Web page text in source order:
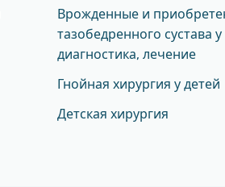
Врожденные и
тазобедренного сустава
диагностика, лечение
Гнойная хирургия у детей
Детская хирургия